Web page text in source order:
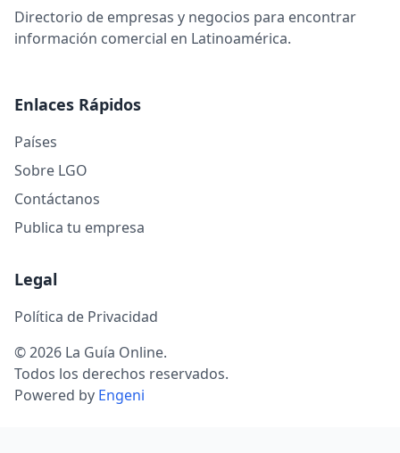
Directorio de empresas y negocios para encontrar
información comercial en Latinoamérica.
Enlaces Rápidos
Países
Sobre LGO
Contáctanos
Publica tu empresa
Legal
Política de Privacidad
© 2026 La Guía Online.
Todos los derechos reservados.
Powered by Engeni